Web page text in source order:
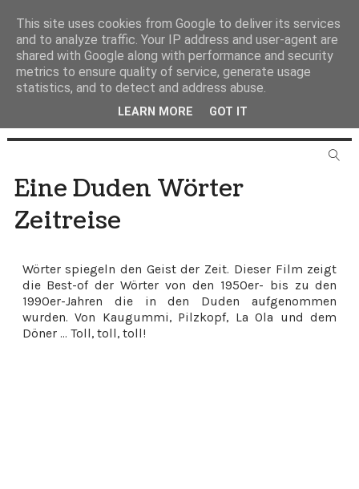
Eine Duden Wörter
Zeitreise
Wörter spiegeln den Geist der Zeit. Dieser Film zeigt
die Best-of der Wörter von den 1950er- bis zu den
1990er-Jahren die in den Duden aufgenommen
wurden. Von Kaugummi, Pilzkopf, La Ola und dem
Döner ... Toll, toll, toll!
This site uses cookies from Google to deliver its services
and to analyze traffic. Your IP address and user-agent are
shared with Google along with performance and security
metrics to ensure quality of service, generate usage
statistics, and to detect and address abuse.
LEARN MORE GOT IT